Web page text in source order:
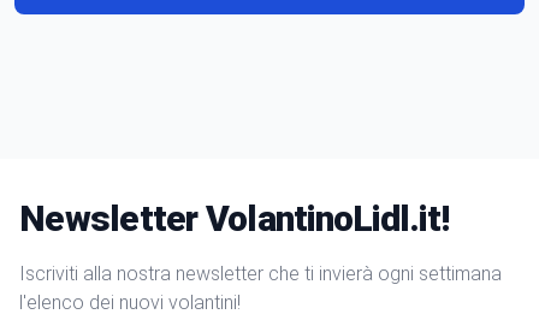
Newsletter VolantinoLidl.it!
Iscriviti alla nostra newsletter che ti invierà ogni settimana
l'elenco dei nuovi volantini!